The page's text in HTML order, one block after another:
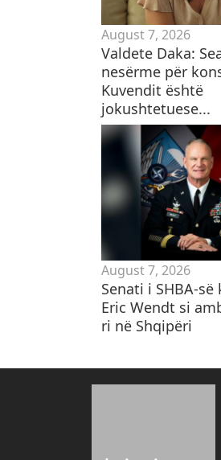
August 7, 2026
Valdete Daka:
nesërme për
Kuvendit është
jokushtetuese...
August 7, 2026
Senati i SHBA-
Eric Wendt si
ri në Shqipëri